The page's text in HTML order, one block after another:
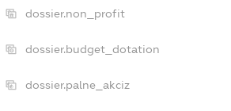
dossier.non_profit
dossier.budget_dotation
dossier.palne_akciz